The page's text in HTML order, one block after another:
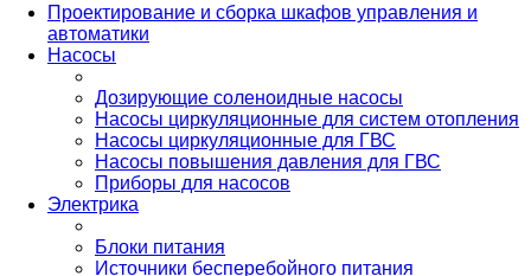
Проектирование и сборка шкафов управления и
автоматики
Насосы
Дозирующие соленоидные насосы
Насосы циркуляционные для систем отопления
Насосы циркуляционные для ГВС
Насосы повышения давления для ГВС
Приборы для насосов
Электрика
Блоки питания
Источники бесперебойного питания